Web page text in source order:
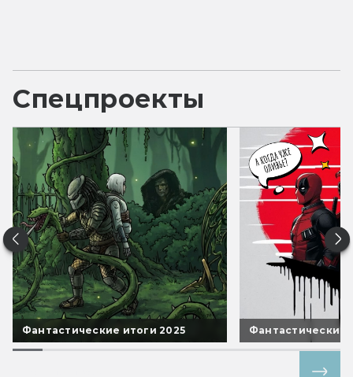
Спецпроекты
Фантастические итоги 2025 Фантастические